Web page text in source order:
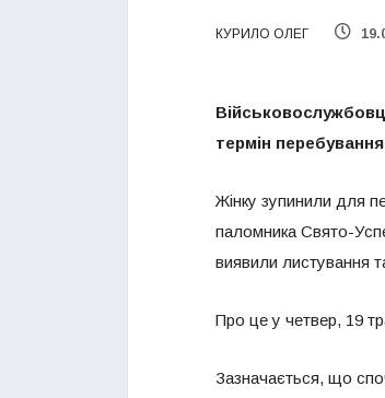
КУРИЛО ОЛЕГ
термін перебування
Жінку зупинили для
паломника Свято-
виявили листування
Про це у четвер, 19
Зазначається, що